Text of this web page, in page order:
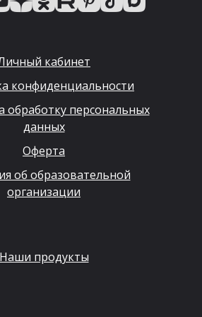
кабинет
конфиденциальности
обработку персональных
данных
Оферта
об образовательной
организации
Наши продукты